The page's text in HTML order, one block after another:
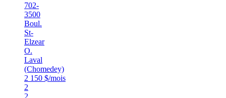
702-
3500
Boul.
St-
Elzear
O.
Laval
(Chomedey)
2 150 $/mois
2
2